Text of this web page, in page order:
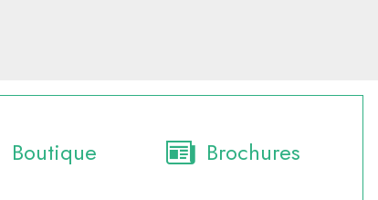
Boutique Brochures